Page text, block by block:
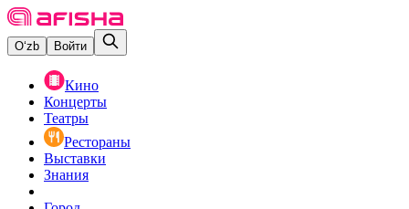
O‘zb Войти
Кино
Концерты
Театры
Рестораны
Выставки
Знания